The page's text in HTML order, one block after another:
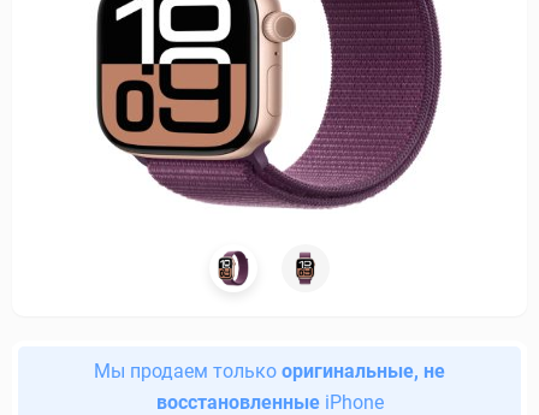
Мы продаем только оригинальные, не
восстановленныеiPhone